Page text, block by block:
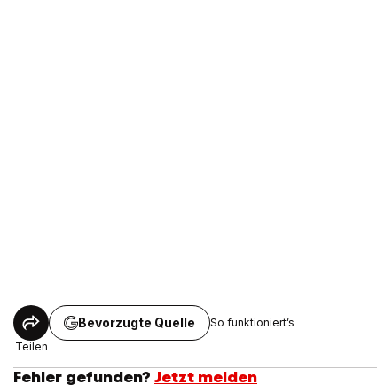
Teilen
Bevorzugte Quelle So funktioniert’s
Fehler gefunden? Jetzt melden